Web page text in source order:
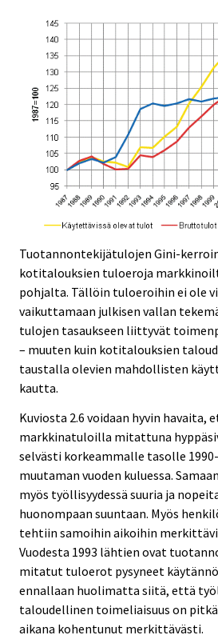
Tuotannontekijätulojen Gini-
kotitalouksien tuloeroja
pohjalta. Tällöin tuloeroihin ei ole
vaikuttamaan julkisen vallan
tulojen tasaukseen liittyvät
– muuten kuin kotitalouksien
taustalla olevien mahdollisten
kautta.
Kuviosta 2.6 voidaan hyvin havaita,
markkinatuloilla mitattuna
selvästi korkeammalle tasolle
muutaman vuoden kuluessa.
myös työllisyydessä suuria ja
huonompaan suuntaan. Myös
tehtiin samoihin aikoihin
Vuodesta 1993 lähtien ovat
mitatut tuloerot pysyneet
ennallaan huolimatta siitä, että
taloudellinen toimeliaisuus on
aikana kohentunut merkittävästi.